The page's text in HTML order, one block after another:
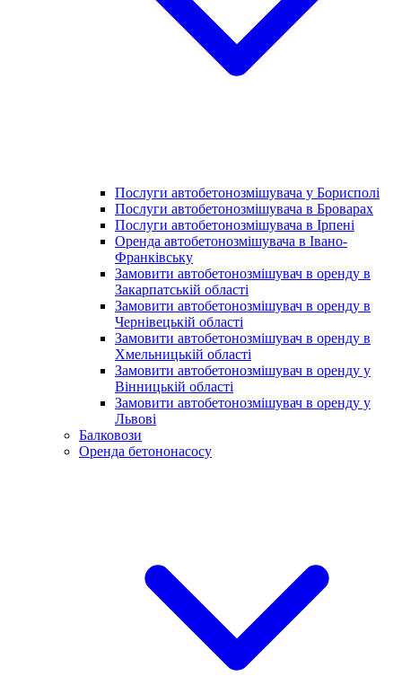
Послуги автобетонозмішувача у Борисполі
Послуги автобетонозмішувача в Броварах
Послуги автобетонозмішувача в Ірпені
Оренда автобетонозмішувача в Івано-
Франківську
Замовити автобетонозмішувач в оренду в
Закарпатській області
Замовити автобетонозмішувач в оренду в
Чернівецькій області
Замовити автобетонозмішувач в оренду в
Хмельницькій області
Замовити автобетонозмішувач в оренду у
Вінницькій області
Замовити автобетонозмішувач в оренду у
Львові
Балковози
Оренда бетононасосу